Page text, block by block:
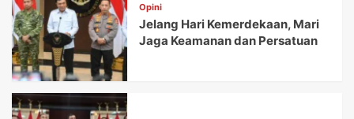
Opini
Jelang Hari Kemerdekaan, Mari
Jaga Keamanan dan Persatuan